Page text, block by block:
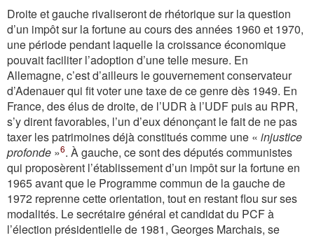
Droite et gauche rivaliseront de rhétorique sur la question
d’un impôt sur la fortune au cours des années 1960 et 1970,
une période pendant laquelle la croissance économique
pouvait faciliter l’adoption d’une telle mesure. En
Allemagne, c’est d’ailleurs le gouvernement conservateur
d’Adenauer qui fit voter une taxe de ce genre dès 1949. En
France, des élus de droite, de l’UDR à l’UDF puis au RPR,
s’y dirent favorables, l’un d’eux dénonçant le fait de ne pas
taxer les patrimoines déjà constitués comme une « injustice
profonde »6. À gauche, ce sont des députés communistes
qui proposèrent l’établissement d’un impôt sur la fortune en
1965 avant que le Programme commun de la gauche de
1972 reprenne cette orientation, tout en restant flou sur ses
modalités. Le secrétaire général et candidat du PCF à
l’élection présidentielle de 1981, Georges Marchais, se